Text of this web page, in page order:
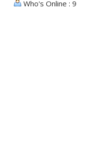
Who's Online : 9